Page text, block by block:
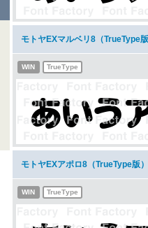
モトヤEXマルベリ8（TrueType
WIN TrueType
モトヤEXアポロ8（TrueType版
WIN TrueType